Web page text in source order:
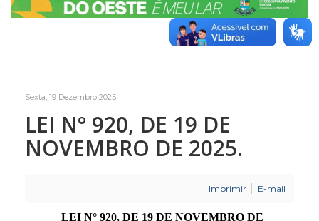
Sexta, 19 Dezembro 2025
LEI N° 920, DE 19 DE
NOVEMBRO DE 2025.
Imprimir E-mail
LEI N° 920, DE 19 DE NOVEMBRO DE